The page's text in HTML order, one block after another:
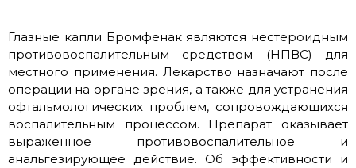
Глазные капли Бромфенак являются нестероидным
противовоспалительным средством (НПВС) для
местного применения. Лекарство назначают после
операции на органе зрения, а также для устранения
офтальмологических проблем, сопровождающихся
воспалительным процессом. Препарат оказывает
выраженное противовоспалительное и
анальгезирующее действие. Об эффективности и